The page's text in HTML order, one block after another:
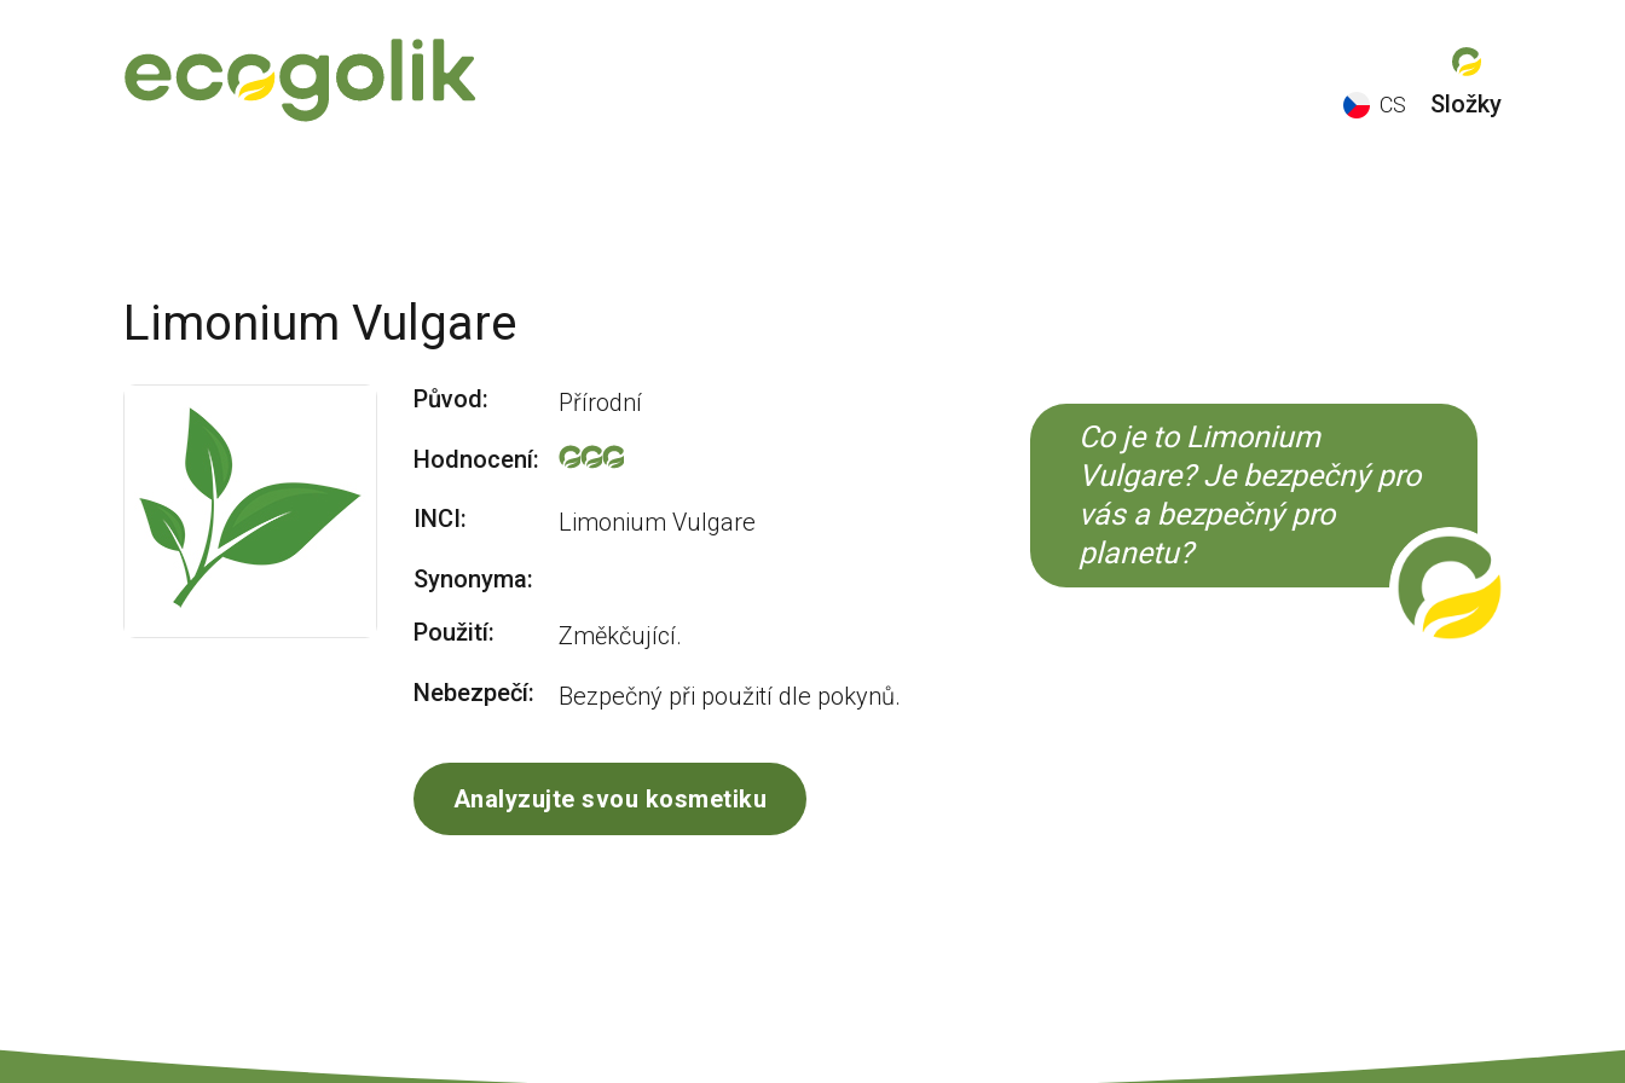
CS
Složky
Co je to Limonium
Vulgare? Je bezpečný pro
vás a bezpečný pro
planetu?
Limonium Vulgare
Původ:
Přírodní
Hodnocení:
INCI:
Limonium Vulgare
Synonyma:
Použití:
Změkčující.
Nebezpečí:
Bezpečný při použití dle pokynů.
Analyzujte svou kosmetiku